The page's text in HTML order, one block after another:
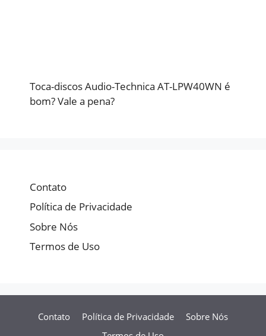
Toca-discos Audio-Technica AT-LPW40WN é
bom? Vale a pena?
Contato
Política de Privacidade
Sobre Nós
Termos de Uso
Contato Política de Privacidade
Sobre Nós